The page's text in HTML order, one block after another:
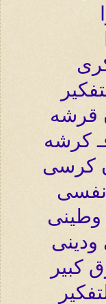
قرشه
كرشه
كرسى
نفسى
وطينى
كبير